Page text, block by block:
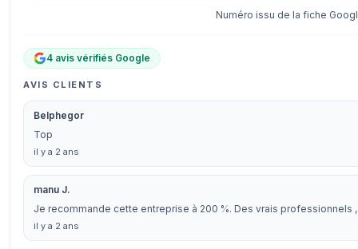
Numéro issu de la fiche
4 avis vérifiés Google
AVIS CLIENTS
Belphegor
Top
il y a 2 ans
manu J.
Je recommande cette entreprise à 200 %. Des vrais professionnels
il y a 2 ans